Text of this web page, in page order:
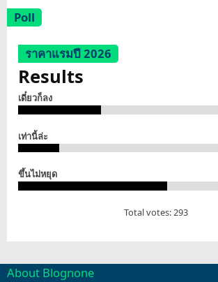
Poll
ราคาแรมปี 2026
Results
เดี๋ยวก็ลง
เท่านี้ล่ะ
ขึ้นไม่หยุด
Total votes: 293
About Blognone